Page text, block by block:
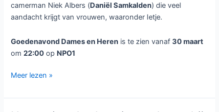
camerman Niek Albers (Daniël Samkalden) die veel
aandacht krijgt van vrouwen, waaronder Ietje.
Goedenavond Dames en Heren is te zien vanaf30 maart
om22:00 op NPO1
Muzikale
Goedenavond,
Dames
Meer lezen »